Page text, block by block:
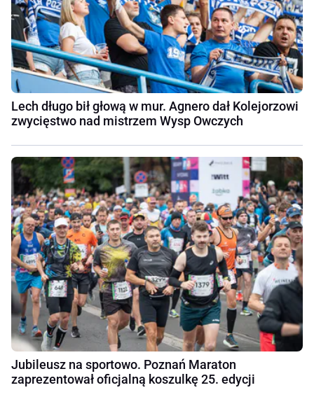
Lech długo bił głową w mur. Agnero dał Kolejorzowi
zwycięstwo nad mistrzem Wysp Owczych
Jubileusz na sportowo. Poznań Maraton
zaprezentował oficjalną koszulkę 25. edycji